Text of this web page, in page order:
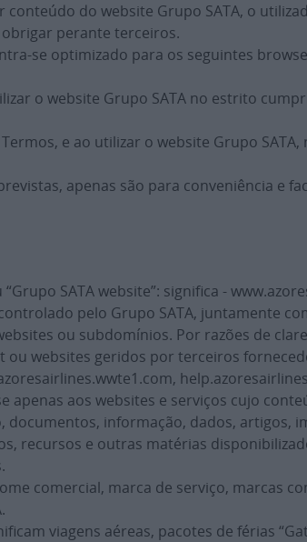
do website Grupo SATA, o
perante terceiros.
se optimizado para os seguintes
o website Grupo SATA no estrito
e ao utilizar o website Grupo
apenas são para conveniência e
“Grupo SATA website”: significa -
pelo Grupo SATA, juntamente
ou subdomínios. Por razões de
ou websites geridos por terceiros
apenas aos websites e serviços cujo
documentos, informação, dados, artigos,
recursos e outras matérias
comercial, marca de serviço, marcas
viagens aéreas, pacotes de férias